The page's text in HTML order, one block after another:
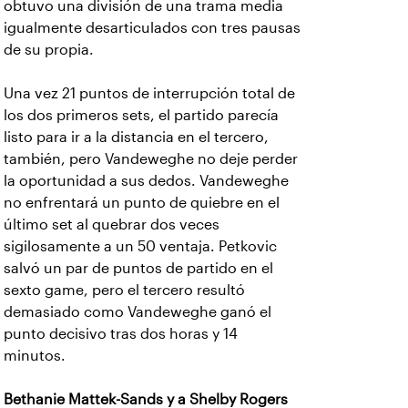
obtuvo una división de una trama media
igualmente desarticulados con tres pausas
de su propia.
Una vez 21 puntos de interrupción total de
los dos primeros sets, el partido parecía
listo para ir a la distancia en el tercero,
también, pero Vandeweghe no deje perder
la oportunidad a sus dedos. Vandeweghe
no enfrentará un punto de quiebre en el
último set al quebrar dos veces
sigilosamente a un 50 ventaja. Petkovic
salvó un par de puntos de partido en el
sexto game, pero el tercero resultó
demasiado como Vandeweghe ganó el
punto decisivo tras dos horas y 14
minutos.
Bethanie Mattek-Sands y a Shelby Rogers